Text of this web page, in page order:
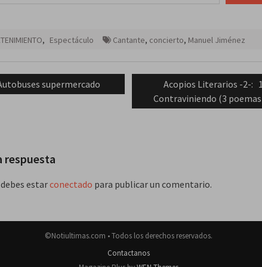
, Espectáculo Cantante, concierto, Manuel Jiménez
supermercado
Next
post:
Acopios Literarios -2-:
Contraviniendo (3
respuesta
estarconectado para publicar un comentario.
©Notiultimas.com • Todos los derechos reservados.
Contactanos